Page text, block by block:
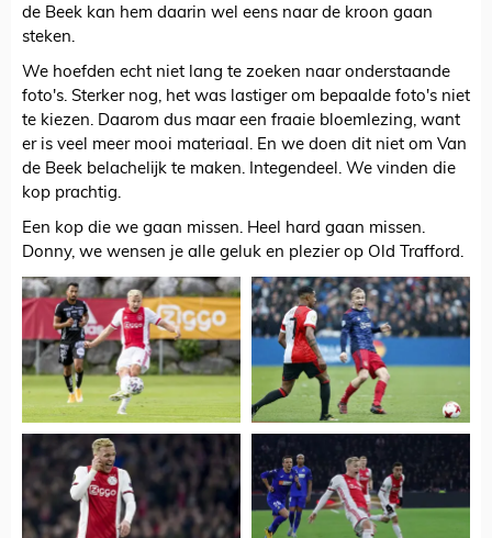
de Beek kan hem daarin wel eens naar de kroon gaan
steken.
We hoefden echt niet lang te zoeken naar onderstaande
foto's. Sterker nog, het was lastiger om bepaalde foto's niet
te kiezen. Daarom dus maar een fraaie bloemlezing, want
er is veel meer mooi materiaal. En we doen dit niet om Van
de Beek belachelijk te maken. Integendeel. We vinden die
kop prachtig.
Een kop die we gaan missen. Heel hard gaan missen.
Donny, we wensen je alle geluk en plezier op Old Trafford.